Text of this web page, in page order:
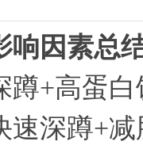
响因素总
蹲+高蛋白
速深蹲+减